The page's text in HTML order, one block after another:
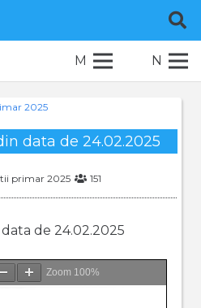
M N
2025
data de 24.02.2025
primar 2025 151
de 24.02.2025
Zoom 100%